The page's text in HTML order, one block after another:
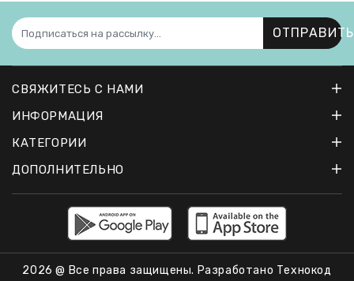
ОТПРАВИТЬ
СВЯЖИТЕСЬ С НАМИ
ИНФОРМАЦИЯ
КАТЕГОРИИ
ДОПОЛНИТЕЛЬНО
2026 @ Все права защищены. Разработано Технокод